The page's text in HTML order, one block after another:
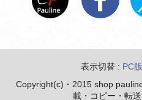
表示切替 : PC
Copyright(c)・2015 shop
載・コピー・転送